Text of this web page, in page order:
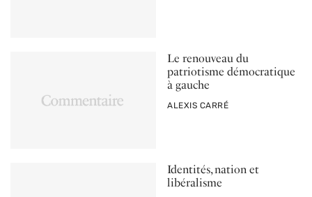
Le renouveau du
patriotisme démocratique
à gauche
PAR
ALEXIS CARRÉ
Identités, nation et
libéralisme